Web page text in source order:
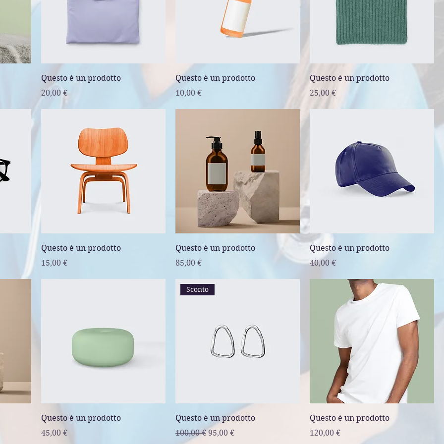
Questo è un prodotto
Prezzo
20,00 €
Questo è un prodotto
Prezzo
10,00 €
Questo è un prodotto
Prezzo
25,00 €
Questo è un prodotto
Prezzo
15,00 €
Questo è un prodotto
Prezzo
85,00 €
Questo è un prodotto
Prezzo
40,00 €
Questo è un prodotto
Prezzo
45,00 €
Sconto
Questo è un prodotto
Prezzo regolare
100,00 €Prezzo scontato
95,00 €
Questo è un prodotto
Prezzo
120,00 €